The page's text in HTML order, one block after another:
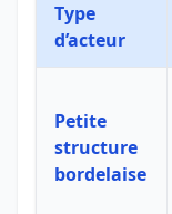
Type
d’acteur
Petite
structure
bordelaise